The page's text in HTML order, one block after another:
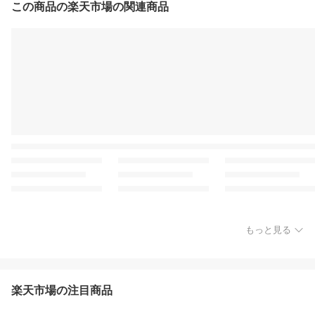
この商品の楽天市場の関連商品
もっと見る
楽天市場の注目商品